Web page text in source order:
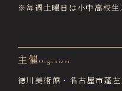
※毎週土曜日は小中高校生
主催 Organizer
徳川美術館・名古屋市蓬